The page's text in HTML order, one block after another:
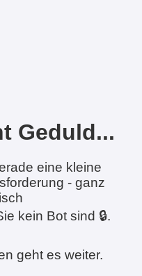
Geduld...
eine kleine
- ganz
kein Bot sind 🔒.
geht es weiter.